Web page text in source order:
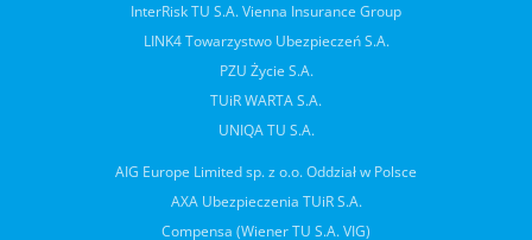
InterRisk TU S.A. Vienna Insurance Group
LINK4 Towarzystwo Ubezpieczeń S.A.
PZU Życie S.A.
TUiR WARTA S.A.
UNIQA TU S.A.
AIG Europe Limited sp. z o.o. Oddział w Polsce
AXA Ubezpieczenia TUiR S.A.
Compensa (Wiener TU S.A. VIG)